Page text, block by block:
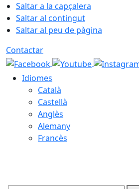
Saltar a la capçalera
Saltar al contingut
Saltar al peu de pàgina
Contactar
Idiomes
Català
Castellà
Anglès
Alemany
Francès